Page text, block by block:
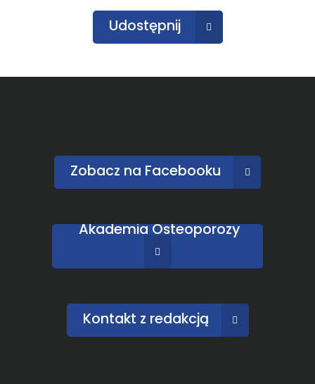
Udostępnij
Zobacz na Facebooku
Akademia Osteoporozy
Kontakt z redakcją